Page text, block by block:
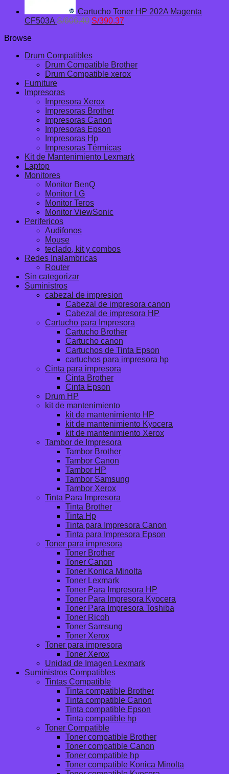
Cartucho Toner HP 202A Magenta
CF503A S/606.40 El
S/606.40.
S/390.37
Browse
Drum Compatibles
Drum Compatible Brother
Drum Compatible xerox
Furniture
Impresoras
Impresora Xerox
Impresoras Brother
Impresoras Canon
Impresoras Epson
Impresoras Hp
Impresoras Térmicas
Kit de Mantenimiento Lexmark
Laptop
Monitores
Monitor BenQ
Monitor LG
Monitor Teros
Monitor ViewSonic
Perifericos
Audifonos
Mouse
teclado, kit y combos
Redes Inalambricas
Router
Sin categorizar
Suministros
cabezal de impresion
Cabezal de impresora canon
Cabezal de impresora HP
Cartucho para Impresora
Cartucho Brother
Cartucho canon
Cartuchos de Tinta Epson
cartuchos para impresora hp
Cinta para impresora
Cinta Brother
Cinta Epson
Drum HP
kit de mantenimiento
kit de mantenimiento HP
kit de mantenimiento Kyocera
kit de mantenimiento Xerox
Tambor de Impresora
Tambor Brother
Tambor Canon
Tambor HP
Tambor Samsung
Tambor Xerox
Tinta Para Impresora
Tinta Brother
Tinta Hp
Tinta para Impresora Canon
Tinta para Impresora Epson
Toner para impresora
Toner Brother
Toner Canon
Toner Konica Minolta
Toner Lexmark
Toner Para Impresora HP
Toner Para Impresora Kyocera
Toner Para Impresora Toshiba
Toner Ricoh
Toner Samsung
Toner Xerox
Toner para impresora
Toner Xerox
Unidad de Imagen Lexmark
Suministros Compatibles
Tintas Compatible
Tinta compatible Brother
Tinta compatible Canon
Tinta compatible Epson
Tinta compatible hp
Toner Compatible
Toner compatible Brother
Toner compatible Canon
Toner compatible hp
Toner compatible Konica Minolta